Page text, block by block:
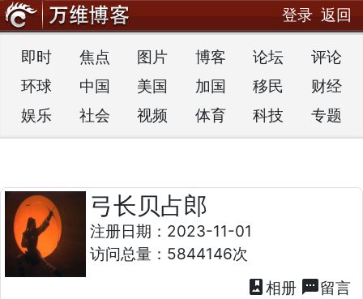
登录 返回
即时 焦点 图片 博客 论坛
评论
环球
中国 美国 加国 移民
财经
娱乐
社会 视频 体育 科技 专题
弓长贝占郎
注册日期：2023-11-01
访问总量：5844146次
photo_album 相册 textsms留言